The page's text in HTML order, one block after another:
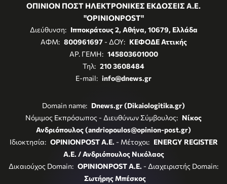
ΟΠΙΝΙΟΝ ΠΟΣΤ ΗΛΕΚΤΡΟΝΙΚΕΣ ΕΚΔΟΣΕΙΣ Α.Ε.
"OPINIONPOST"
Διεύθυνση: Ιπποκράτους 2, Αθήνα, 10679, Ελλάδα
ΑΦΜ: 800961697- ΔΟΥ: ΚΕΦΟΔΕ Αττικής
ΑΡ. ΓΕΜΗ: 145803601000
Τηλ: 210 3608484
E-mail: info@dnews.gr
Domain name: Dnews.gr (Dikaiologitika.gr)
Νόμιμος Εκπρόσωπος - Διευθύνων Σύμβουλος: Νίκος
Ανδριόπουλος (andriopoulos@opinion-post.gr)
Ιδιοκτησία: OPINIONPOST A.E. - Μέτοχοι: ENERGY REGISTER
Α.Ε. / Ανδριόπουλος Νικόλαος
Δικαιούχος Domain: OPINIONPOST A.E. - Διαχειριστής Domain:
Σωτήρης Μπέσκος